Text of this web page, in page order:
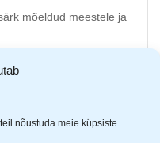
nõustuda meie küpsiste
mõeldud meestele ja